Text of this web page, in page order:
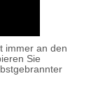
immer an den
Sie